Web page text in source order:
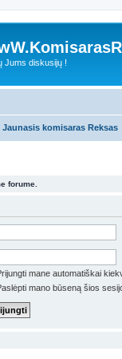
Jums diskusijų !
Jaunasis komisaras Reksas
forume.
mane automatiškai
mano būseną šios